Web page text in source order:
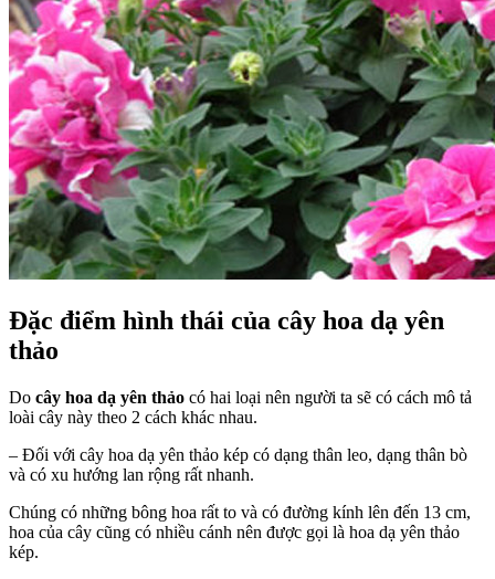
Đặc điểm hình thái của cây hoa dạ yên
thảo
Do cây hoa dạ yên thảo có hai loại nên người ta sẽ có cách mô tả
loài cây này theo 2 cách khác nhau.
– Đối với cây hoa dạ yên thảo kép có dạng thân leo, dạng thân bò
và có xu hướng lan rộng rất nhanh.
Chúng có những bông hoa rất to và có đường kính lên đến 13 cm,
hoa của cây cũng có nhiều cánh nên được gọi là hoa dạ yên thảo
kép.